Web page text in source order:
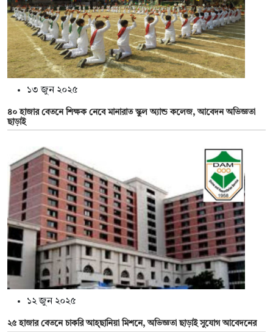
১৩ জুন ২০২৫
৪০ হাজার বেতনে শিক্ষক নেবে মানারাত স্কুল অ্যান্ড কলেজ, আবেদন অভিজ্ঞতা
ছাড়াই
১২ জুন ২০২৫
২৫ হাজার বেতনে চাকরি আহ্ছানিয়া মিশনে, অভিজ্ঞতা ছাড়াই সুযোগ আবেদনের